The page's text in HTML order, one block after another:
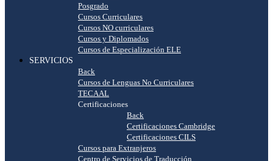
Posgrado
Cursos Curriculares
Cursos NO curriculares
Cursos y Diplomados
Cursos de Especialización ELE
SERVICIOS
Back
Cursos de Lenguas No Curriculares
TECAAL
Certificaciones
Back
Certificaciones Cambridge
Certificaciones CILS
Cursos para Extranjeros
Centro de Servicios de Traducción